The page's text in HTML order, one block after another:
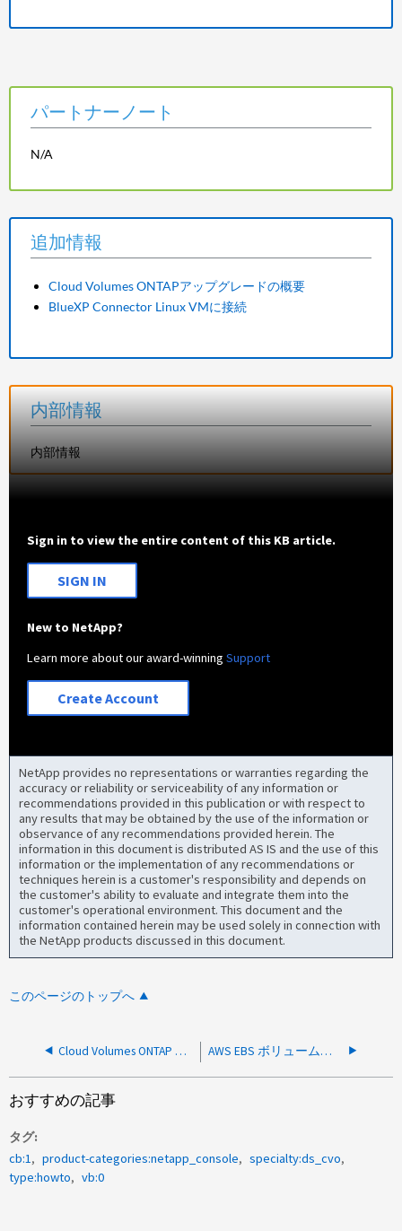
パートナーノート
N/A
追加情報
Cloud Volumes ONTAPアップグレードの概要
BlueXP Connector Linux VMに接続
内部情報
内部情報
Sign in to view the entire content of this KB article.
SIGN IN
New to NetApp?
Learn more about our award-winningSupport
Create Account
NetApp provides no representations or warranties regarding the
accuracy or reliability or serviceability of any information or
recommendations provided in this publication or with respect to
any results that may be obtained by the use of the information or
observance of any recommendations provided herein. The
information in this document is distributed AS IS and the use of this
information or the implementation of any recommendations or
techniques herein is a customer's responsibility and depends on
the customer's ability to evaluate and integrate them into the
customer's operational environment. This document and the
information contained herein may be used solely in connection with
the NetApp products discussed in this document.
このページのトップへ
Cloud Volumes ONTAP インスタンスの GCP コンソールでディスクを手動で削除する方法 AWS EBS ボリュームを CVO ディスクにマッピングする方法
おすすめの記事
タグ
cb:1
product-categories:netapp_console
specialty:ds_cvo
type:howto
vb:0